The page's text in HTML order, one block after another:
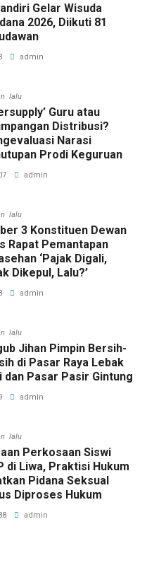
Gelar Wisuda
2026, Diikuti 81
admin
lalu
Guru atau
Distribusi?
Narasi
Prodi Keguruan
admin
lalu
3 Konstituen Dewan
Rapat Pemantapan
‘Pajak Digali,
Dikepul, Lalu?’
admin
lalu
Jihan Pimpin Bersih-
di Pasar Raya Lebak
dan Pasar Pasir Gintung
admin
lalu
Perkosaan Siswi
di Liwa, Praktisi Hukum
Pidana Seksual
Diproses Hukum
admin